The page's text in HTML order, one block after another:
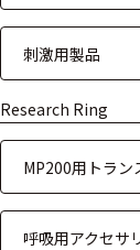
刺激用製品
Research Ring
MP200用トラン
呼吸用アクセサ